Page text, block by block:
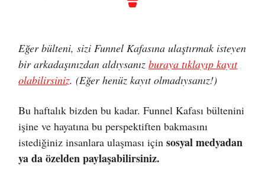
Eğer bülteni, sizi Funnel Kafasına ulaştırmak isteyen
bir arkadaşınızdan aldıysanız buraya tıklayıp kayıt
olabilirsiniz. (Eğer henüz kayıt olmadıysanız!)
Bu haftalık bizden bu kadar. Funnel Kafası bültenini
işine ve hayatına bu perspektiften bakmasını
istediğiniz insanlara ulaşması için sosyal medyadan
ya da özelden paylaşabilirsiniz.